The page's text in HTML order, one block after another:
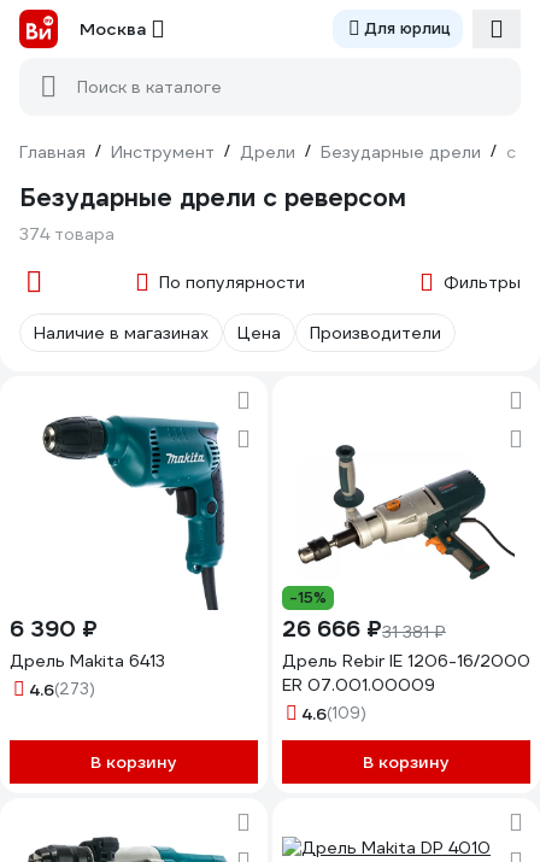
Москва Для юрлиц
Поиск в каталоге
Главная / Инструмент / Дрели / Безударные дрели / с
Безударные дрели с реверсом
374 товара
По популярности Фильтры
Наличие в магазинах Цена Производители
6 390 ₽
Дрель Makita 6413
4.6(273)
В корзину
-15%
26 666 ₽31 381 ₽
Дрель Rebir IE 1206-16/2000
ЕR 07.001.00009
4.6(109)
В корзину